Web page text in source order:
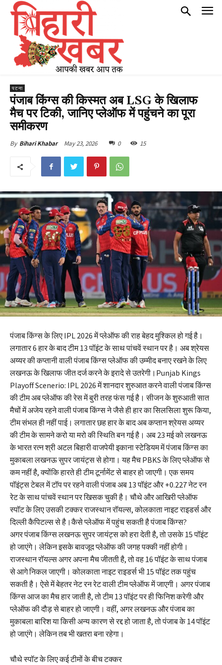
पटना
पंजाब किंग्स की किस्मत अब LSG के खिलाफ
मैच पर टिकी, जानिए प्लेऑफ में पहुंचने का पूरा
समीकरण
By Bihari Khabar May 23, 2026 0 15
पंजाब किंग्स के लिए IPL 2026 में प्लेऑफ की राह बेहद मुश्किल हो गई है।
लगातार 6 हार के बाद टीम 13 पॉइंट के साथ पांचवें स्थान पर है। अब श्रेयस
अय्यर की कप्तानी वाली पंजाब किंग्स प्लेऑफ की उम्मीद बनाए रखने के लिए
लखनऊ के खिलाफ जीत दर्ज करने के इरादे से उतरेगी।Punjab Kings
Playoff Scenerio: IPL 2026 में शानदार शुरुआत करने वाली पंजाब किंग्स
की टीम अब प्लेऑफ की रेस में बुरी तरह फंस गई है। सीजन के शुरुआती सात
मैचों में अजेय रहने वाली पंजाब किंग्स ने जैसे ही हार का सिलसिला शुरू किया,
टीम संभल ही नहीं पाई। लगातार छह हार के बाद अब कप्तान श्रेयस अय्यर
की टीम के सामने करो या मरो की स्थिति बन गई है। अब 23 मई को लखनऊ
के भारत रत्न श्री अटल बिहारी वाजपेयी इकाना स्टेडियम में पंजाब किंग्स का
मुकाबला लखनऊ सुपर जायंट्स से होगा। यह मैच PBKS के लिए प्लेऑफ से
कम नहीं है, क्योंकि हारते ही टीम टूर्नामेंट से बाहर हो जाएगी। एक समय
पॉइंट्स टेबल में टॉप पर रहने वाली पंजाब अब 13 पॉइंट और +0.227 नेट रन
रेट के साथ पांचवें स्थान पर खिसक चुकी है। चौथे और आखिरी प्लेऑफ
स्पॉट के लिए उसकी टक्कर राजस्थान रॉयल्स, कोलकाता नाइट राइडर्स और
दिल्ली कैपिटल्स से है।कैसे प्लेऑफ में पहुंच सकती है पंजाब किंग्स?
अगर पंजाब किंग्स लखनऊ सुपर जायंट्स को हरा देती है, तो उसके 15 पॉइंट
हो जाएंगे। लेकिन इसके बावजूद प्लेऑफ की जगह पक्की नहीं होगी।
राजस्थान रॉयल्स अगर अपना मैच जीतती है, तो वह 16 पॉइंट के साथ पंजाब
से आगे निकल जाएगी। कोलकाता नाइट राइडर्स भी 15 पॉइंट तक पहुंच
सकती है। ऐसे में बेहतर नेट रन रेट वाली टीम प्लेऑफ में जाएगी। अगर पंजाब
किंग्स आज का मैच हार जाती है, तो टीम 13 पॉइंट पर ही फिनिश करेगी और
प्लेऑफ की दौड़ से बाहर हो जाएगी। वहीं, अगर लखनऊ और पंजाब का
मुकाबला बारिश या किसी अन्य कारण से रद्द हो जाता है, तो पंजाब के 14 पॉइंट
हो जाएंगे। लेकिन तब भी खतरा बना रहेगा।
चौथे स्पॉट के लिए कई टीमों के बीच टक्कर